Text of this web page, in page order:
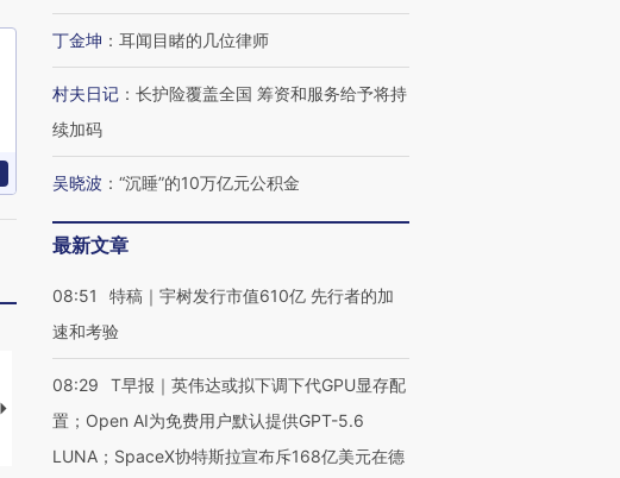
视线｜HYROX的吸金
术：是什么让中产们甘
心“花钱找虐”？
马航飞行员跨国走私7万
粒摇头丸 尿检体内含3种
毒品
育部长拱下台
丁金坤 ： 耳闻目睹的几位律师
村夫日记 ： 长护险覆盖全国 筹资和服务给予将持
续加码
吴晓波 ： “沉睡”的10万亿元公积金
最新文章
08:51
特稿｜宇树发行市值610亿 先行者的加
速和考验
08:29
T早报｜英伟达或拟下调下代GPU显存配
置；Open AI为免费用户默认提供GPT-5.6
LUNA；SpaceX协特斯拉宣布斥168亿美元在德